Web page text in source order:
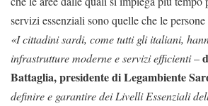
servizi essenziali sono quelle che le
«I cittadini sardi, come tutti gli italiani,
infrastrutturemoderne e servizi efficienti–
Battaglia, presidentedi Legambiente
definire e garantire dei Livelli Essenziali